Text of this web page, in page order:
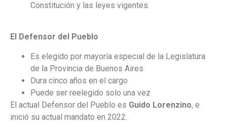
Constitución y las leyes vigentes.
El Defensor del Pueblo
Es elegido por mayoría especial de la Legislatura
de la Provincia de Buenos Aires
Dura cinco años en el cargo
Puede ser reelegido solo una vez
El actual Defensor del Pueblo es Guido Lorenzino, e
inició su actual mandato en 2022.